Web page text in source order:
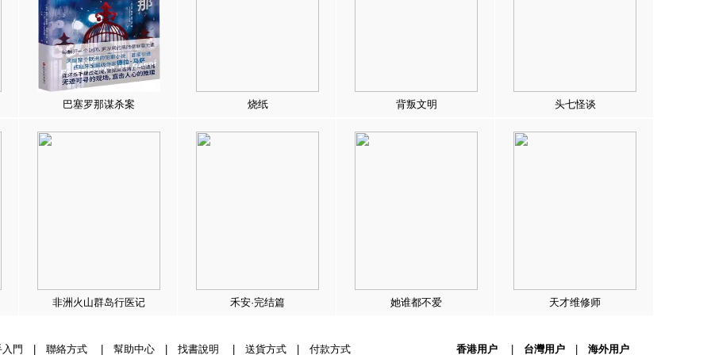
巴塞罗那谋杀案 烧纸 背叛文明 头七怪谈
非洲火山群岛行医记 禾安·完结篇 她谁都不爱 天才维修师
門 聯絡方式| 幫助中心| 找書說明 送貨方式| 付款方式 香港用户| 台灣用户| 海外用户